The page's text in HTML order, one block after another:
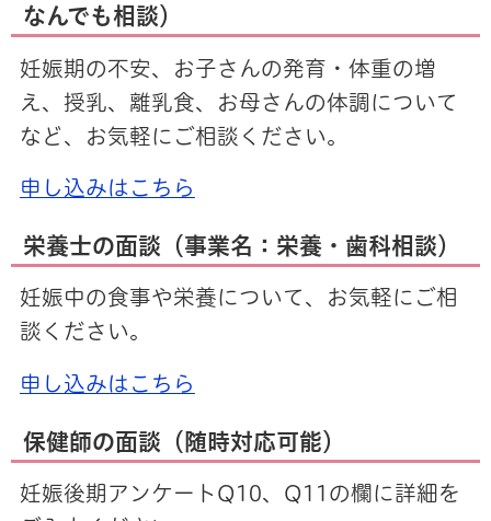
なんでも相談）
妊娠期の不安、お子さんの発育・体重の増
え、授乳、離乳食、お母さんの体調について
など、お気軽にご相談ください。
申し込みはこちら
栄養士の面談（事業名：栄養・歯科相談）
妊娠中の食事や栄養について、お気軽にご相
談ください。
申し込みはこちら
保健師の面談（随時対応可能）
妊娠後期アンケートQ10、Q11の欄に詳細を